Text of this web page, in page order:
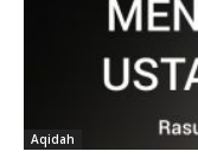
Aqidah